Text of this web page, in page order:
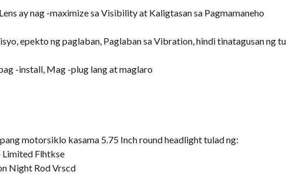
ay nag -maximize sa Visibility at Kaligtasan sa Pagmamaneho
epekto ng paglaban, Paglaban sa Vibration, hindi tinatagusan ng
-install, Mag -plug lang at maglaro
motorsiklo kasama 5.75 Inch round headlight tulad ng:
Flhtkse
Night Rod Vrscd